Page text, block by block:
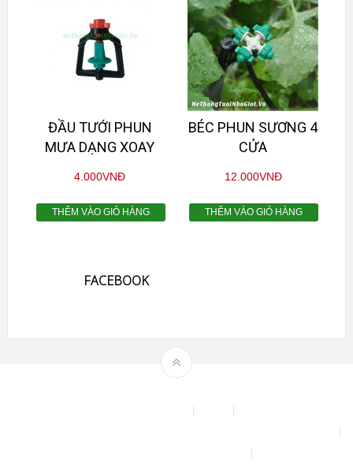
ĐẦU TƯỚI PHUN
MƯA DẠNG XOAY
4.000VNĐ
THÊM VÀO GIỎ HÀNG
BÉC PHUN SƯƠNG 4
CỬA
12.000VNĐ
THÊM VÀO GIỎ HÀNG
FACEBOOK